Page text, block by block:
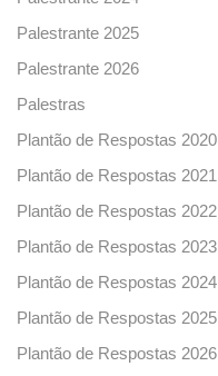
Palestrante 2025
Palestrante 2026
Palestras
Plantão de Respostas 2020
Plantão de Respostas 2021
Plantão de Respostas 2022
Plantão de Respostas 2023
Plantão de Respostas 2024
Plantão de Respostas 2025
Plantão de Respostas 2026